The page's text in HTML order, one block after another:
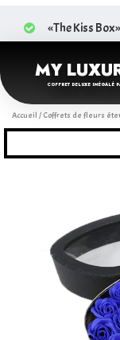
«The Kiss
MY
COFFRET DELUXE INÉGALÉ
Accueil / Coffrets de fleurs